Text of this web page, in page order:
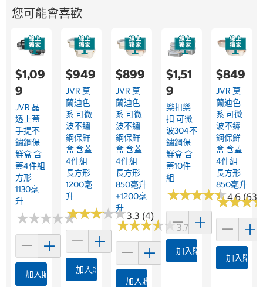
您可能會喜歡
$1,09
9
JVR 晶
透上蓋
手提不
鏽鋼保
鮮盒 含
蓋4件組
方形
1130毫
升
★★★★★
★★★★★
加入購物車
$949
JVR 莫
蘭迪色
系 可微
波不鏽
鋼保鮮
盒 含蓋
4件組
長方形
1200毫
升
★★★★★
★★★★★3.3 (4)
加入購物車
$899
JVR 莫
蘭迪色
系 可微
波不鏽
鋼保鮮
盒 含蓋
4件組
長方形
850毫升
+1200毫
升
★★★★★
★★★★★3.7 (7)
加入購物車
$1,51
9
樂扣樂
扣 可微
波304不
鏽鋼保
鮮盒 含
蓋10件
組
★★★★★
★★★★★4.6 (63)
加入購物車
$849
JVR 莫
蘭迪色
系 可微
波不鏽
鋼保鮮
盒 含蓋
4件組
長方形
850毫升
★★★
★★★
加入購物